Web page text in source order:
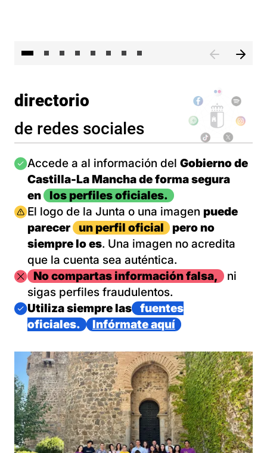
directorio
de redes sociales
Imagen
Accede a al información del Gobierno de
Castilla-La Mancha de forma segura
en
los perfiles oficiales.
Imagen
El logo de la Junta o una imagen puede
parecer
un perfil oficial
pero no
siempre lo es. Una imagen no acredita
que la cuenta sea auténtica.
ImagenNo compartas información falsa,
ni
sigas perfiles fraudulentos.
Imagen
Utiliza siempre las
fuentes
oficiales.
Infórmate aquí